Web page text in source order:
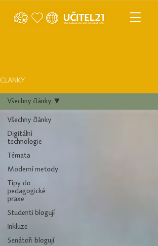
ČLÁNKY
Všechny články
Digitální
technologie
Témata
Moderní metody
Tipy do
pedagogické
praxe
Studenti blogují
Inkluze
Senátoři blogují
Všechny články